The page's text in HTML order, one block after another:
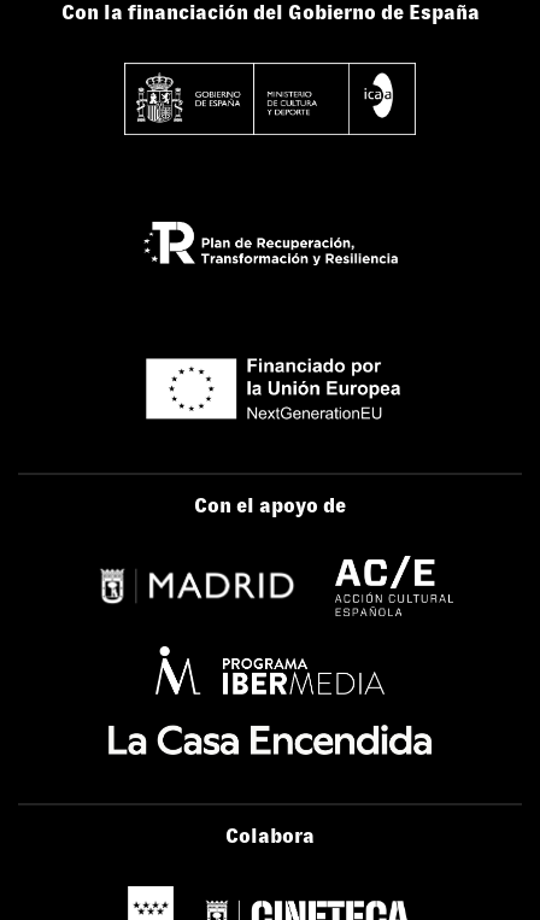
Con la financiación del Gobierno de España
Con el apoyo de
Colabora